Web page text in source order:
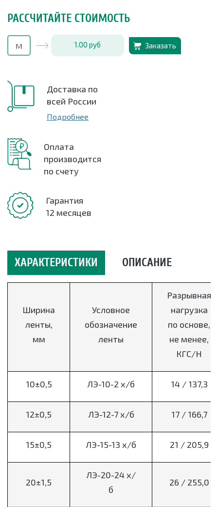
РАССЧИТАЙТЕ СТОИМОСТЬ
1.00 руб Заказать
Доставка по
всей России
Подробнее
Оплата
производится
по счету
Гарантия
12 месяцев
ХАРАКТЕРИСТИКИ ОПИСАНИЕ
Ширина
ленты,
мм
Условное
обозначение
ленты
Разрывная
нагрузка
по основе,
не менее,
КГС/Н
10±0,5 ЛЭ-10-2 х/б 14 / 137,3
12±0,5 ЛЭ-12-7 х/б 17 / 166,7
15±0,5 ЛЭ-15-13 х/б 21 / 205,9
20±1,5
ЛЭ-20-24 х/
б
26 / 255,0